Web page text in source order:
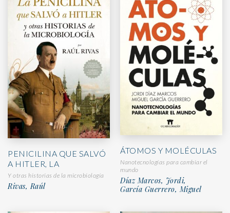
PENICILINA QUE SALVÓ
A HITLER, LA
Y otras historias de la microbiología
Rivas, Raúl
ÁTOMOS Y MOLÉCULAS
Nanotecnologías para cambiar el
mundo
Díaz Marcos, Jordi,
García Guerrero, Miguel